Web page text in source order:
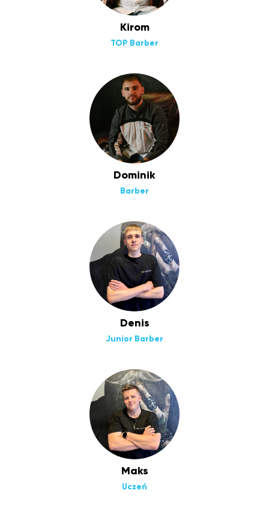
Kirom
TOP Barber
Dominik
Barber
Denis
Junior Barber
Maks
Uczeń